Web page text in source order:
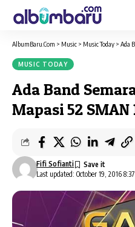
AlbumBaru.Com > Music > Music Today > Ada
MUSIC TODAY
Ada Band
Mapasi 52 SMAN
Last updated: October 19, 2016
Fifi Sofianti